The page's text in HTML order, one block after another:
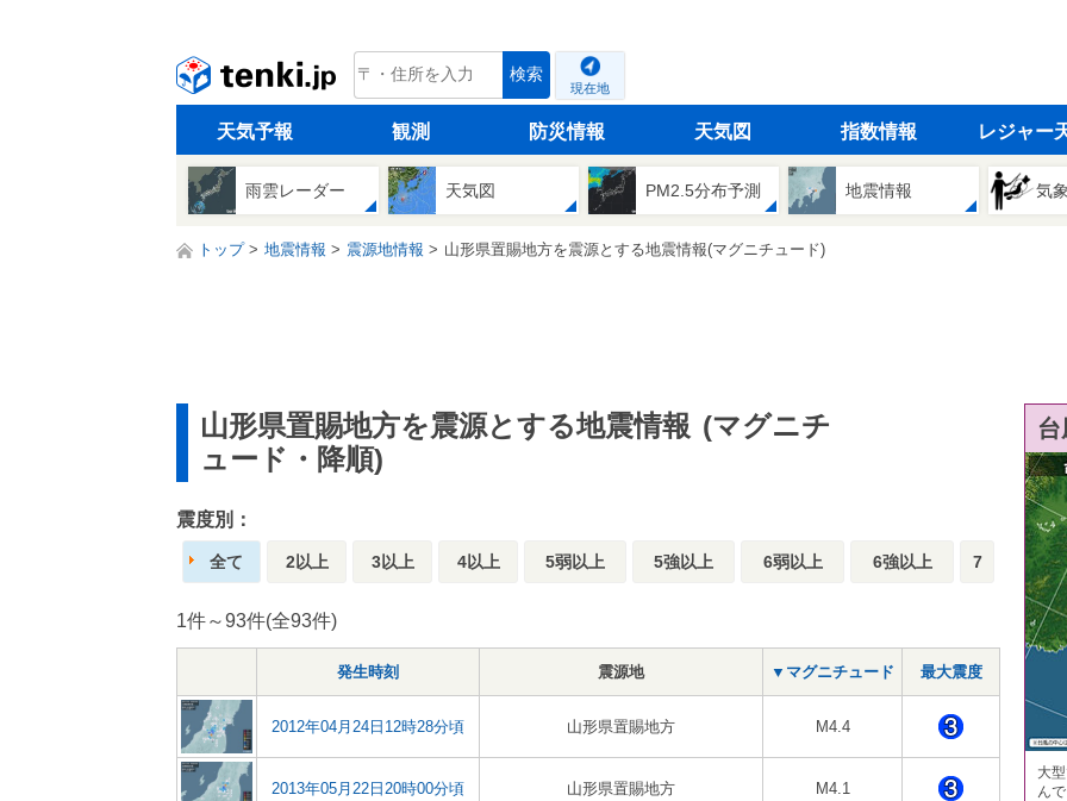
tenki.jp 検索
現在地
天気予報 観測 防災情報 天気図 指数情報 レジャー
雨雲レーダー 天気図 PM2.5分布予測 地震情報 気
トップ 地震情報 震源地情報 山形県置賜地方を震源とする地震情報(マグニチュード)
山形県置賜地方を震源とする地震情報 (マグニチ
ュード・降順)
震度別：
全て 2以上 3以上 4以上 5弱以上 5強以上 6弱以上 6強以上 7
1件～93件(全93件)
発生時刻 震源地 ▼マグニチュード 最大震度
2012年04月24日12時28分頃 山形県置賜地方 M4.4
2013年05月22日20時00分頃 山形県置賜地方 M4.1
大
ん